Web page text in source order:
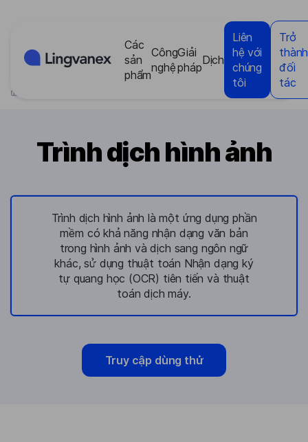
Các
sản
phẩm
Công
nghệ
Giải
pháp
Dịch
Liên
hệ với
chúng
tôi
Trở
thành
đối
tác
Trình dịch hình ảnh
Trình dịch hình ảnh là một ứng dụng phần
mềm có khả năng nhận dạng văn bản
trong hình ảnh và dịch sang ngôn ngữ
khác, sử dụng thuật toán Nhận dạng ký
tự quang học (OCR) tiên tiến và thuật
toán dịch máy.
Truy cập dùng thử